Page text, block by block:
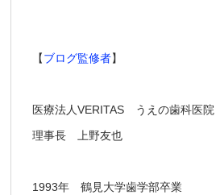
【ブログ監修者】
医療法人VERITAS うえの歯科医院
理事長 上野友也
1993年 鶴見大学歯学部卒業